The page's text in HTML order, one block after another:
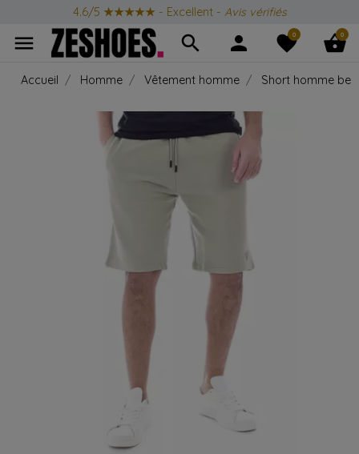
4.6/5 ★★★★★ - Excellent - Avis vérifiés
menu search person favorite
0 shopping_basket
0
Accueil Homme Vêtement homme Short homme